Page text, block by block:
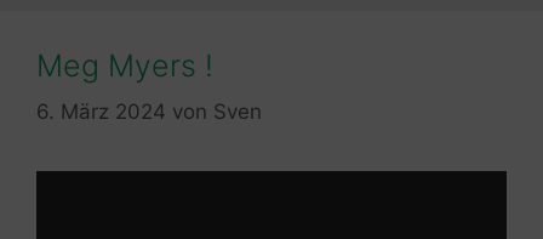
Meg Myers !
6. März 2024 von Sven